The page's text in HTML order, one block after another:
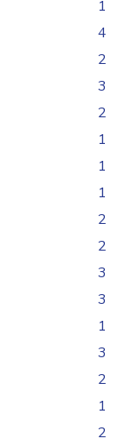
1
4
2
3
2
1
1
1
2
2
3
3
1
3
2
1
2